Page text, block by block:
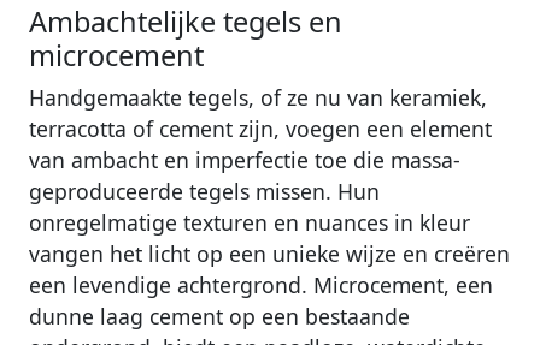
Ambachtelijke tegels en
microcement
Handgemaakte tegels, of ze nu van keramiek,
terracotta of cement zijn, voegen een element
van ambacht en imperfectie toe die massa-
geproduceerde tegels missen. Hun
onregelmatige texturen en nuances in kleur
vangen het licht op een unieke wijze en creëren
een levendige achtergrond. Microcement, een
dunne laag cement op een bestaande